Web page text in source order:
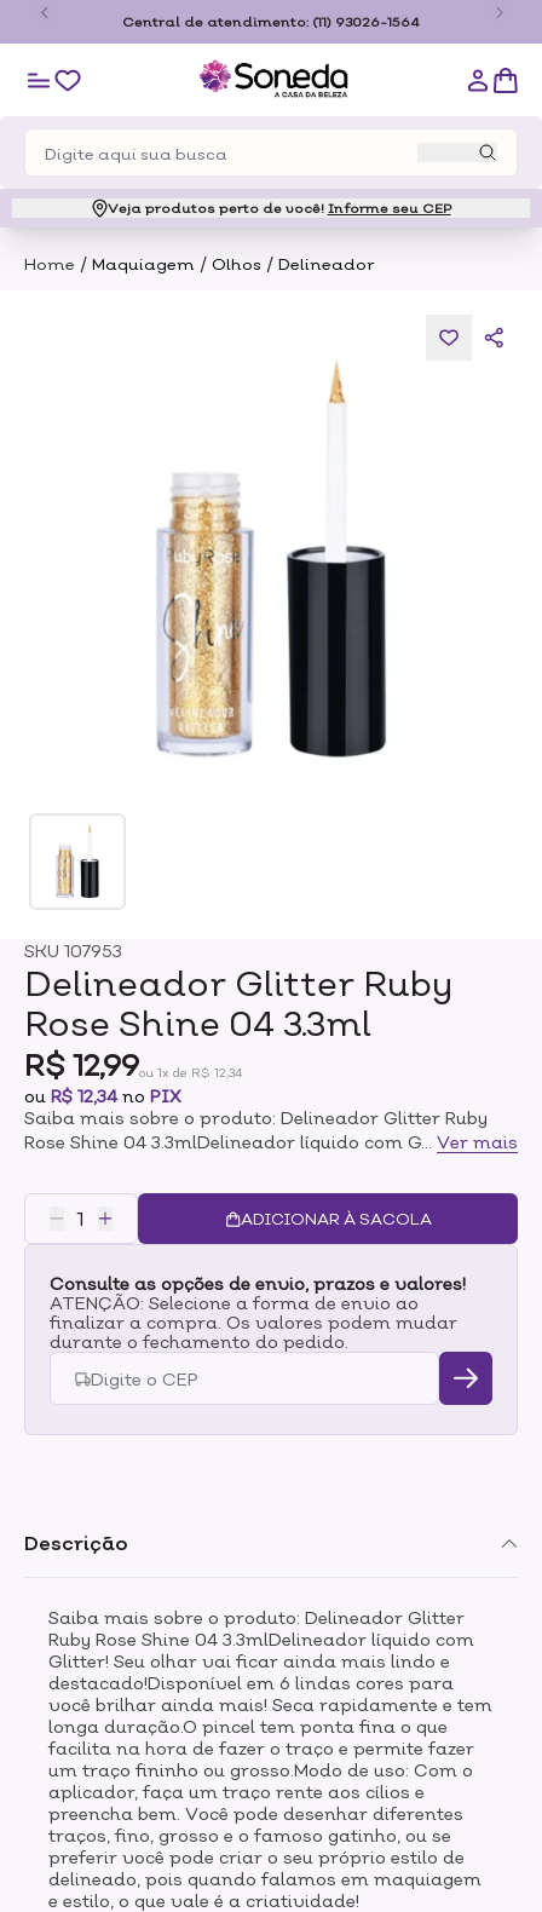
Central de atendimento: (11) 93026-1564
Veja produtos perto de você! Informe seu CEP
Home / Maquiagem / Olhos / Delineador
SKU 107953
Delineador Glitter Ruby
Rose Shine 04 3.3ml
R$ 12,99ou 1x de R$ 12,34
ou R$ 12,34no PIX
Saiba mais sobre o produto: Delineador Glitter Ruby
Rose Shine 04 3.3mlDelineador líquido com Glitter! Seu
destacado!Disponível em 6 lindas cores para você
brilhar ainda mais! Seca rapidamente e tem longa
duração.O pincel tem ponta fina o que facilita na hora
grosso.Modo de uso: Com o aplicador, faça um traço
rente aos cílios e preencha bem. Você pode desenhar
diferentes traços, fino, grosso e o famoso gatinho, ou
se preferir você pode criar o seu próprio estilo de
delineado, pois quando falamos em maquiagem e
estilo, o que vale é a criatividade!
Ver mais
ADICIONAR À SACOLA
Consulte as opções de envio, prazos e valores!
ATENÇÃO: Selecione a forma de envio ao
finalizar a compra. Os valores podem mudar
durante o fechamento do pedido.
Descrição
Saiba mais sobre o produto: Delineador Glitter
Ruby Rose Shine 04 3.3mlDelineador líquido com
Glitter! Seu olhar vai ficar ainda mais lindo e
destacado!Disponível em 6 lindas cores para
você brilhar ainda mais! Seca rapidamente e tem
longa duração.O pincel tem ponta fina o que
facilita na hora de fazer o traço e permite fazer
um traço fininho ou grosso.Modo de uso: Com o
aplicador, faça um traço rente aos cílios e
preencha bem. Você pode desenhar diferentes
traços, fino, grosso e o famoso gatinho, ou se
preferir você pode criar o seu próprio estilo de
delineado, pois quando falamos em maquiagem
e estilo, o que vale é a criatividade!